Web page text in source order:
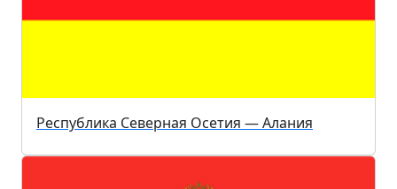
Республика Северная Осетия — Алания